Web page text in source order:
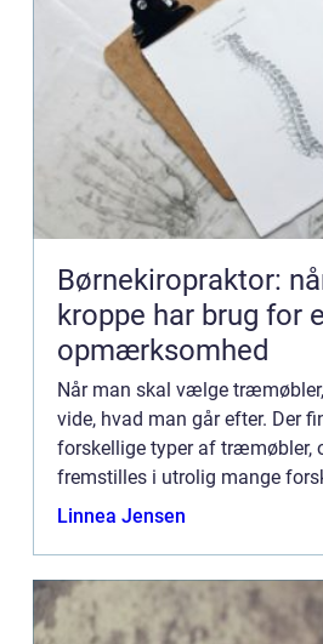
Børnekiropraktor:
kroppe har brug for
opmærksomhed
Når man skal vælge
vide, hvad man går efter. Der
forskellige typer af træmøbler,
fremstilles i utrolig mange
kan derfor være svært at vide,
Linnea Jensen